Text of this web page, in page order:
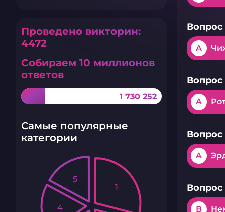
Проведено викторин:
4472
Собираем 10 миллионов
ответов
1 730 252
Самые популярные
категории
1
4
5
Вопрос
A
Вопрос
A
Вопрос
A
Вопрос
B